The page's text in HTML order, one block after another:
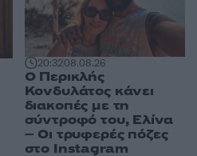
20:3208.08.26
Ο Περικλής
Κονδυλάτος κάνει
διακοπές με τη
σύντροφό του, Ελίνα
– Οι τρυφερές πόζες
στο Instagram